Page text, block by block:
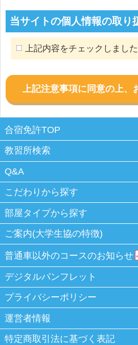
当サイトの個人情報の取り
上記内容をチェックしました
上記注意事項に同意の上
合宿免許TOP
教習所検索
Q&A
こだわりから探す
部屋タイプから探す
ご案内(大学生協の特徴)
普通車以外のコースのお知らせ
デジタルパンフレット
プライバシーポリシー
運営者情報
特定商取引法に基づく表記